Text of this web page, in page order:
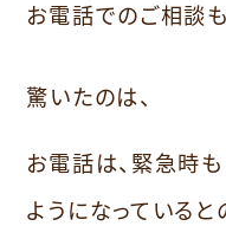
お電話でのご相談も
驚いたのは、
お電話は、緊急時
ようになっていると